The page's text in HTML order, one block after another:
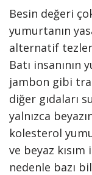
Besin değeri
yumurtanın
alternatif tezler
Batı
jambon gibi
diğer gıdaları
yalnızca
kolesterol
ve beyaz
nedenle bazı